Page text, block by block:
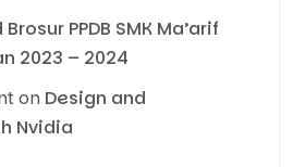
PPDB SMK Ma’arif
2023 – 2024
on Design and
Nvidia